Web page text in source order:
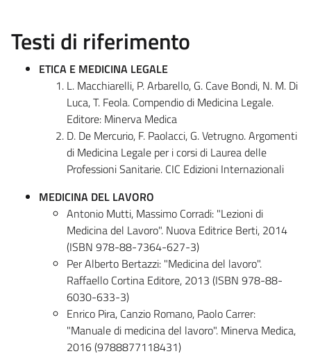
Testi di riferimento
ETICA E MEDICINA LEGALE
L. Macchiarelli, P. Arbarello, G. Cave Bondi, N. M. Di
Luca, T. Feola. Compendio di Medicina Legale.
Editore: Minerva Medica
D. De Mercurio, F. Paolacci, G. Vetrugno. Argomenti
di Medicina Legale per i corsi di Laurea delle
Professioni Sanitarie. CIC Edizioni Internazionali
MEDICINA DEL LAVORO
Antonio Mutti, Massimo Corradi: "Lezioni di
Medicina del Lavoro". Nuova Editrice Berti, 2014
(ISBN 978-88-7364-627-3)
Per Alberto Bertazzi: "Medicina del lavoro".
Raffaello Cortina Editore, 2013 (ISBN 978-88-
6030-633-3)
Enrico Pira, Canzio Romano, Paolo Carrer:
"Manuale di medicina del lavoro". Minerva Medica,
2016 (9788877118431)